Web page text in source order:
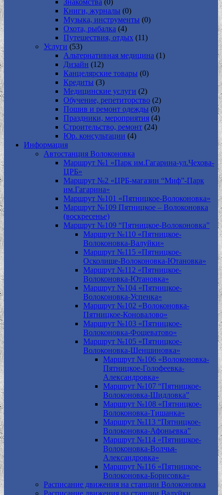
Знакомства (0)
Книги, журналы (0)
Музыка, инструменты (0)
Охота, рыбалка (4)
Путешествия, отдых (11)
Услуги (53)
Альтернативная медицина (1)
Дизайн (12)
Канцелярские товары (0)
Кредиты (3)
Медицинские услуги (2)
Обучение, репетиторство (2)
Пошив и ремонт одежды (0)
Праздники, мероприятия (4)
Строительство, ремонт (24)
Юр. консультации (4)
Информация
Автостанция Волоконовка
Маршрут №1 «Парк им.Гагарина-ул.Чехова-
ЦРБ»
Маршрут №2 «ЦРБ-магазин “Миф”-Парк
им.Гагарина»
Маршрут №101 «Пятницкое-Волоконовка»
Маршрут №109 Пятницкое – Волоконовка
(воскресенье)
Маршрут №109 “Пятницкое-Волоконовка”
Маршрут №110 «Пятницкое-
Волоконовка-Валуйки»
Маршрут №115 «Пятницкое-
Осколище-Волоконовка-Ютановка»
Маршрут №112 «Пятницкое-
Волоконовка-Ютановка»
Маршрут №104 «Пятницкое-
Волоконовка-Успенка»
Маршрут №102 «Волоконовка-
Пятницкое-Коновалово»
Маршрут №103 «Пятницкое-
Волоконовка-Фощеватово»
Маршрут №105 «Пятницкое-
Волоконовка-Шеншиновка»
Маршрут №106 «Волоконовка-
Пятницкое-Голофеевка-
Александровка»
Маршрут №107 “Пятницкое-
Волоконовка-Шидловка”
Маршрут №108 «Пятницкое-
Волоконовка-Тишанка»
Маршрут №113 “Пятницкое-
Волоконовка-Афоньевка”
Маршрут №114 «Пятницкое-
Волоконовка-Волчья-
Александровка»
Маршрут №116 «Пятницкое-
Волоконовка-Борисовка»
Расписание движения на станции Волоконовка
Расписание движения на станции Валуйки